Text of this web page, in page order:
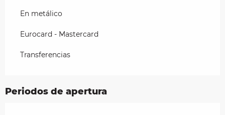
En metálico
Eurocard - Mastercard
Transferencias
Periodos de apertura